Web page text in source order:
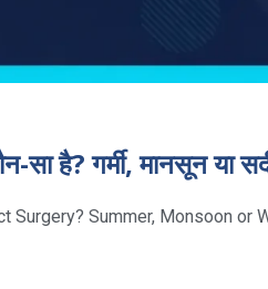
है? गर्मी, मानसून या
Summer, Monsoon or